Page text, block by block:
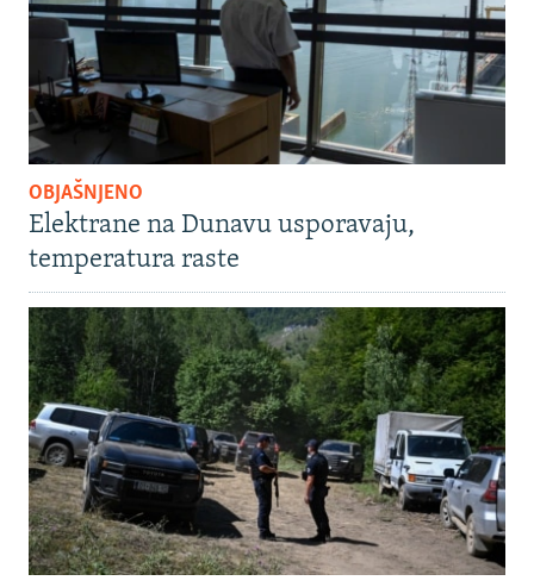
OBJAŠNJENO
Elektrane na Dunavu usporavaju,
temperatura raste